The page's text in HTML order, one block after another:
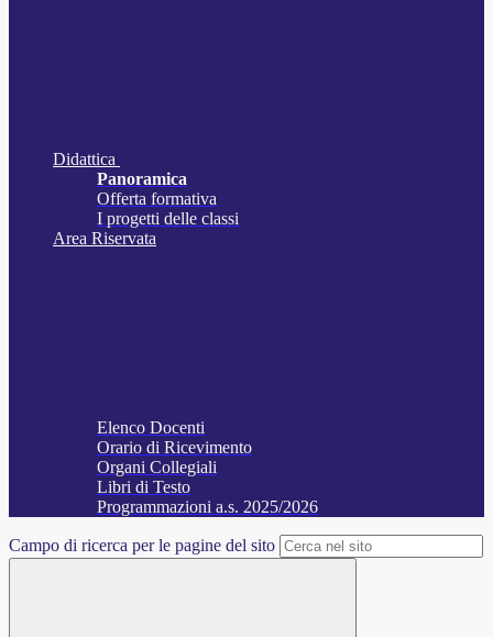
Didattica
Panoramica
Offerta formativa
I progetti delle classi
Area Riservata
Elenco Docenti
Orario di Ricevimento
Organi Collegiali
Libri di Testo
Programmazioni a.s. 2025/2026
Campo di ricerca per le pagine del sito